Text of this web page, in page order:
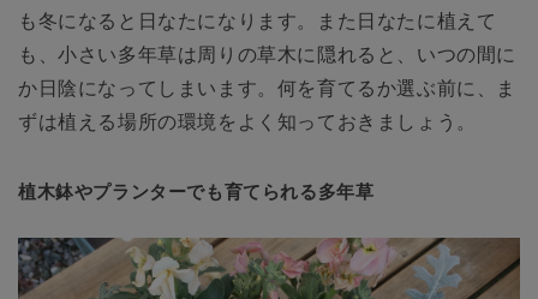
も冬になると日なたになります。また日なたに植えて
も、小さい多年草は周りの草木に隠れると、いつの間に
か日陰になってしまいます。何を育てるか選ぶ前に、ま
ずは植える場所の環境をよく知っておきましょう。
植木鉢やプランターでも育てられる多年草